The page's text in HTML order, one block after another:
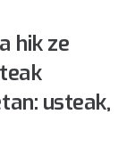
hik ze
usteak,